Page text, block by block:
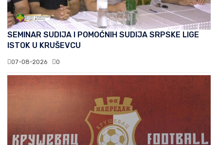
SEMINAR SUDIJA I POMOĆNIH SUDIJA SRPSKE LIGE
ISTOK U KRUŠEVCU
07-08-2026 0